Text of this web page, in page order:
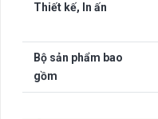
Thiết kế, In ấn
Bộ sản phẩm bao
gồm